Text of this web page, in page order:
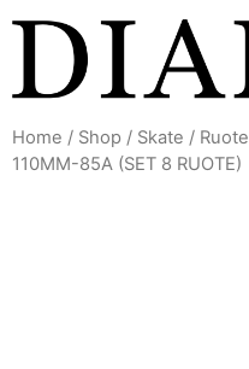
contenuto
Home / Shop / Skate / Ruote
110MM-85A (SET 8 RUOTE)